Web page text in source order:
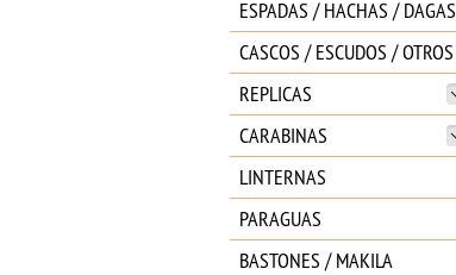
ESPADAS / HACHAS / DAGAS
CASCOS / ESCUDOS / OTROS
REPLICAS
CARABINAS
LINTERNAS
PARAGUAS
BASTONES / MAKILA